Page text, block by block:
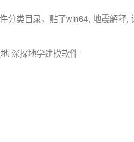
分类目录，贴了win64, 地震解释,
深探地学建模软件